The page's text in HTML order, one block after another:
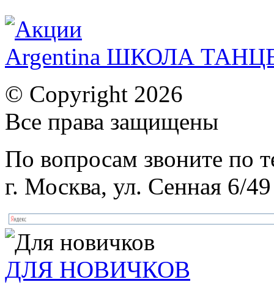
Argentina ШКОЛА
© Copyright 2026
Все права защищены
По вопросам звоните по
г. Москва, ул. Сенная 6/49
ДЛЯ НОВИЧКОВ